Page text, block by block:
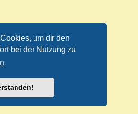
um dir den
bei der Nutzung zu